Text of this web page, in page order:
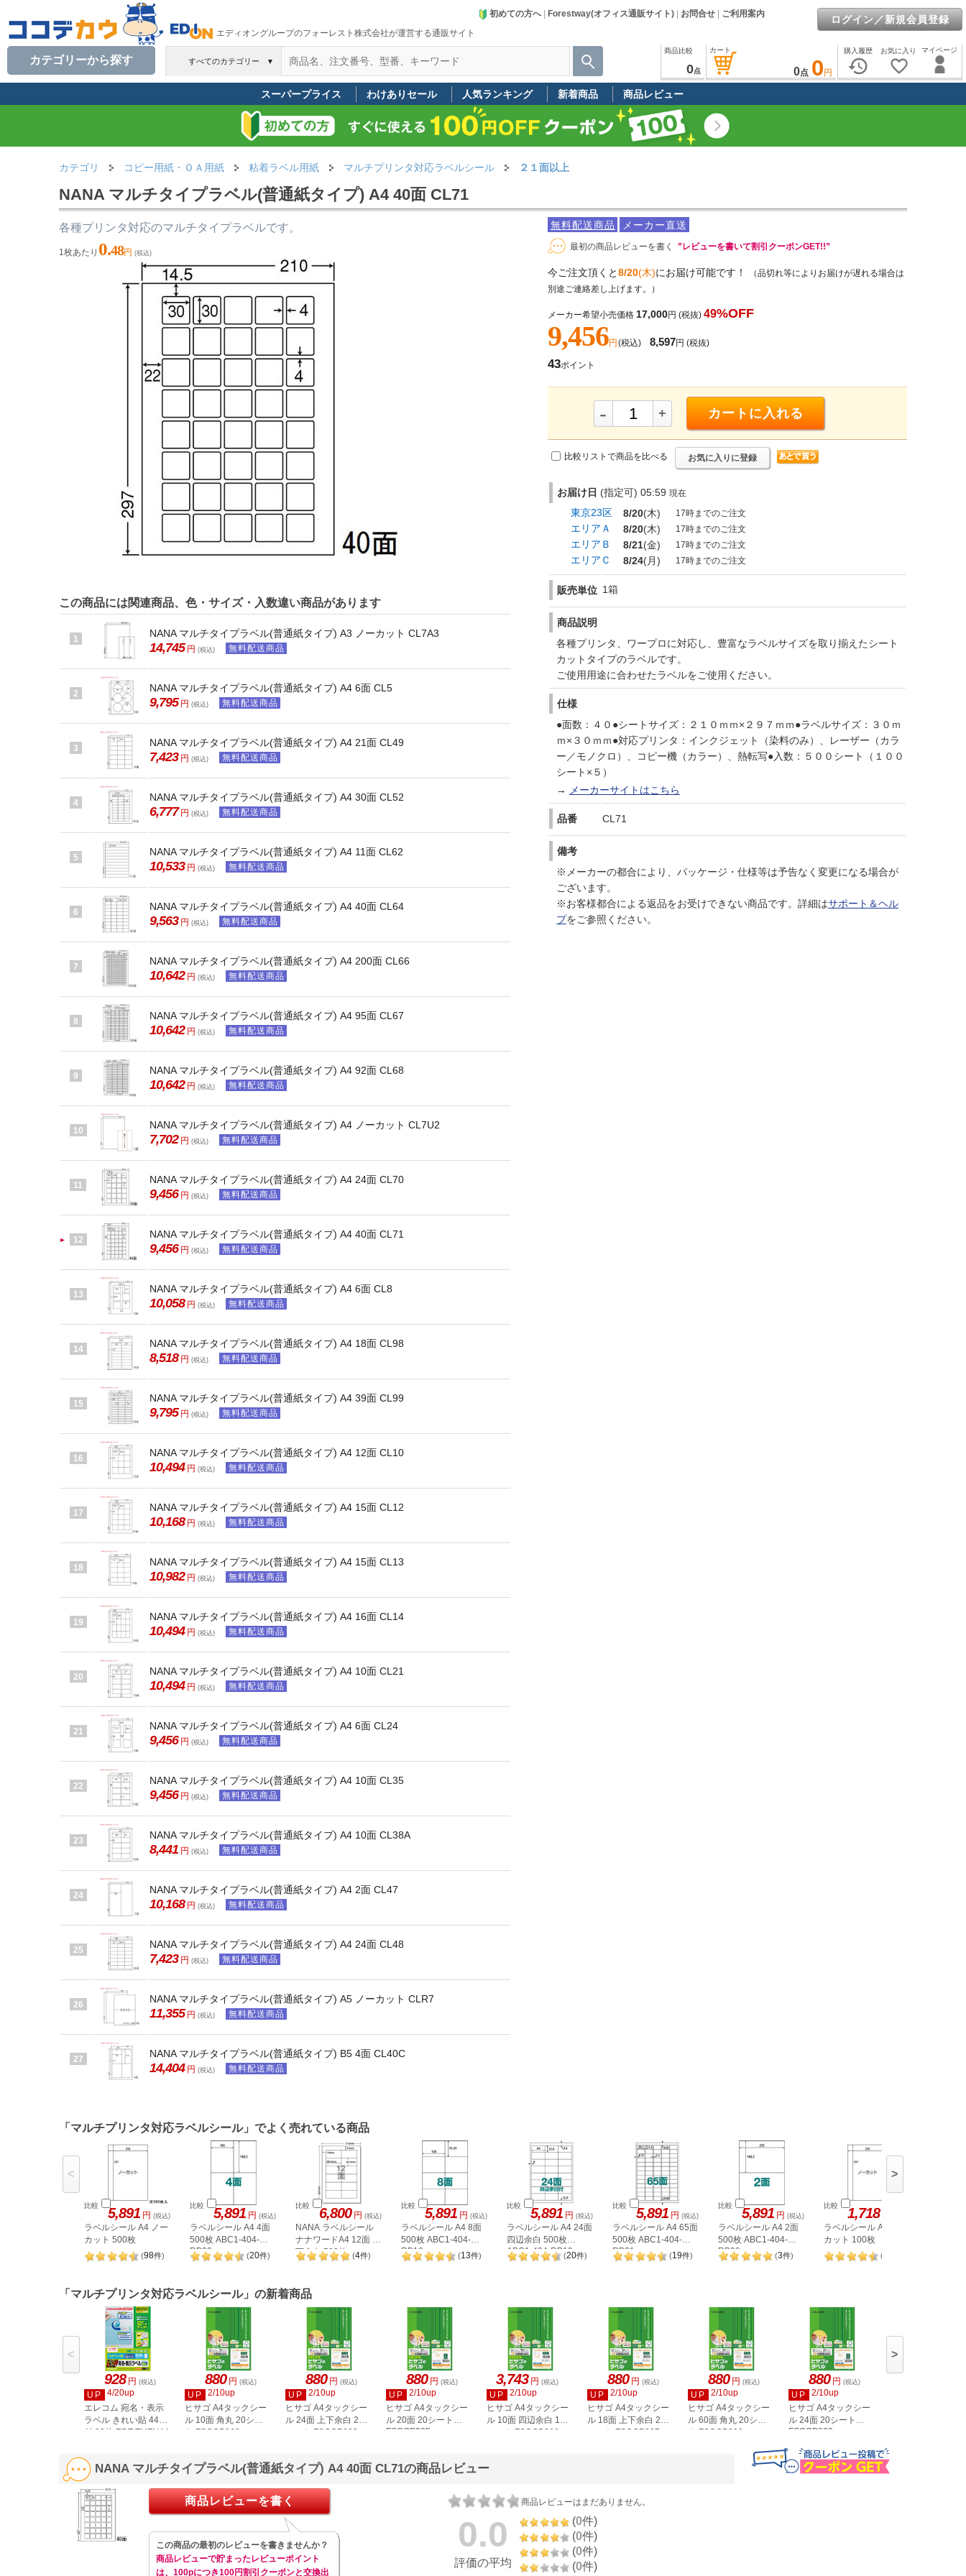
エディオングループのフォーレスト株式会社が運営する通販サイト
初めての方へ| Forestway(オフィス通販サイト) お問合せ ご利用案内 ログイン／新規会員登録
すべてのカテゴリー ▼
カテゴリーから探す
マイページ
お気に入り
favorite_border
購入履歴
history
カート
0点 0 円
商品比較
0点
スーパープライス わけありセール 人気ランキング 新着商品 商品レビュー
カテゴリ コピー用紙・ＯＡ用紙 粘着ラベル用紙 マルチプリンタ対応ラベルシール ２１面以上
NANA マルチタイプラベル(普通紙タイプ) A4 40面 CL71
無料配送商品 メーカー直送
最初の商品レビューを書く ”レビューを書いて割引クーポンGET!!”
今ご注文頂くと8/20(木)にお届け可能です！
（品切れ等によりお届けが遅れる場合は
別途ご連絡差し上げます。）
メーカー希望小売価格 17,000円 (税抜) 49%OFF
9,456円 (税込) 8,597円 (税抜)
43ポイント
- + カートに入れる
比較リストで商品を比べる お気に入りに登録
お届け日 (指定可) 05:59 現在
東京23区 8/20(木) 17時までのご注文
エリアＡ 8/20(木) 17時までのご注文
エリアＢ 8/21(金) 17時までのご注文
エリアＣ 8/24(月) 17時までのご注文
販売単位 1箱
商品説明
各種プリンタ、ワープロに対応し、豊富なラベルサイズを取り揃えたシート
カットタイプのラベルです。
ご使用用途に合わせたラベルをご使用ください。
仕様
●面数：４０●シートサイズ：２１０ｍｍ×２９７ｍｍ●ラベルサイズ：３０ｍ
ｍ×３０ｍｍ●対応プリンタ：インクジェット（染料のみ）、レーザー（カラ
ー／モノクロ）、コピー機（カラー）、熱転写●入数：５００シート（１００
シート×５）
→
メーカーサイトはこちら
品番 CL71
備考
※メーカーの都合により、パッケージ・仕様等は予告なく変更になる場合が
ございます。
※お客様都合による返品をお受けできない商品です。詳細はサポート＆ヘル
プをご参照ください。
各種プリンタ対応のマルチタイプラベルです。
1枚あたり 0.48円 (税込)
この商品には関連商品、色・サイズ・入数違い商品があります
1 NANA マルチタイプラベル(普通紙タイプ) A3 ノーカット CL7A3
14,745 円 (税込) 無料配送商品
2 NANA マルチタイプラベル(普通紙タイプ) A4 6面 CL5
9,795 円 (税込) 無料配送商品
3 NANA マルチタイプラベル(普通紙タイプ) A4 21面 CL49
7,423 円 (税込) 無料配送商品
4 NANA マルチタイプラベル(普通紙タイプ) A4 30面 CL52
6,777 円 (税込) 無料配送商品
5 NANA マルチタイプラベル(普通紙タイプ) A4 11面 CL62
10,533 円 (税込) 無料配送商品
6 NANA マルチタイプラベル(普通紙タイプ) A4 40面 CL64
9,563 円 (税込) 無料配送商品
7 NANA マルチタイプラベル(普通紙タイプ) A4 200面 CL66
10,642 円 (税込) 無料配送商品
8 NANA マルチタイプラベル(普通紙タイプ) A4 95面 CL67
10,642 円 (税込) 無料配送商品
9 NANA マルチタイプラベル(普通紙タイプ) A4 92面 CL68
10,642 円 (税込) 無料配送商品
10 NANA マルチタイプラベル(普通紙タイプ) A4 ノーカット CL7U2
7,702 円 (税込) 無料配送商品
11 NANA マルチタイプラベル(普通紙タイプ) A4 24面 CL70
9,456 円 (税込) 無料配送商品
12 NANA マルチタイプラベル(普通紙タイプ) A4 40面 CL71
9,456 円 (税込) 無料配送商品
13 NANA マルチタイプラベル(普通紙タイプ) A4 6面 CL8
10,058 円 (税込) 無料配送商品
14 NANA マルチタイプラベル(普通紙タイプ) A4 18面 CL98
8,518 円 (税込) 無料配送商品
15 NANA マルチタイプラベル(普通紙タイプ) A4 39面 CL99
9,795 円 (税込) 無料配送商品
16 NANA マルチタイプラベル(普通紙タイプ) A4 12面 CL10
10,494 円 (税込) 無料配送商品
17 NANA マルチタイプラベル(普通紙タイプ) A4 15面 CL12
10,168 円 (税込) 無料配送商品
18 NANA マルチタイプラベル(普通紙タイプ) A4 15面 CL13
10,982 円 (税込) 無料配送商品
19 NANA マルチタイプラベル(普通紙タイプ) A4 16面 CL14
10,494 円 (税込) 無料配送商品
20 NANA マルチタイプラベル(普通紙タイプ) A4 10面 CL21
10,494 円 (税込) 無料配送商品
21 NANA マルチタイプラベル(普通紙タイプ) A4 6面 CL24
9,456 円 (税込) 無料配送商品
22 NANA マルチタイプラベル(普通紙タイプ) A4 10面 CL35
9,456 円 (税込) 無料配送商品
23 NANA マルチタイプラベル(普通紙タイプ) A4 10面 CL38A
8,441 円 (税込) 無料配送商品
24 NANA マルチタイプラベル(普通紙タイプ) A4 2面 CL47
10,168 円 (税込) 無料配送商品
25 NANA マルチタイプラベル(普通紙タイプ) A4 24面 CL48
7,423 円 (税込) 無料配送商品
26 NANA マルチタイプラベル(普通紙タイプ) A5 ノーカット CLR7
11,355 円 (税込) 無料配送商品
27 NANA マルチタイプラベル(普通紙タイプ) B5 4面 CL40C
14,404 円 (税込) 無料配送商品
「マルチプリンタ対応ラベルシール」でよく売れている商品
比較 5,891 円 (税込)
ラベルシール A4 ノー
カット 500枚
(98件)
比較 5,891 円 (税込)
ラベルシール A4 4面
500枚 ABC1-404-
RB09
(20件)
比較 6,800 円 (税込)
NANA ラベルシール
ナナワードA4 12面 上
下余白 500枚
LDW12P
(4件)
比較 5,891 円 (税込)
ラベルシール A4 8面
500枚 ABC1-404-
RB10
(13件)
比較 5,891 円 (税込)
ラベルシール A4 24面
四辺余白 500枚
ABC1-404-RB19
(20件)
比較 5,891 円 (税込)
ラベルシール A4 65面
500枚 ABC1-404-
RB21
(19件)
比較 5,891 円 (税込)
ラベルシール A4 2面
500枚 ABC1-404-
RB08
(3件)
比較 1,718
ラベルシール A4 ノー
カット 100枚
(
< >
「マルチプリンタ対応ラベルシール」の新着商品
928 円 (税込)
UP
4/20up
エレコム 宛名・表示
ラベル きれい貼 44面
付 20枚 EDT-TMEX44
880 円 (税込)
UP
2/10up
ヒサゴ A4タックシー
ル 10面 角丸 20シー
ト FSCOP868
880 円 (税込)
UP
2/10up
ヒサゴ A4タックシー
ル 24面 上下余白 20
シート FSCOP883
880 円 (税込)
UP
2/10up
ヒサゴ A4タックシー
ル 20面 20シート
FSCOP985
3,743 円 (税込)
UP
2/10up
ヒサゴ A4タックシー
ル 10面 四辺余白 100
シート FSCGB888
880 円 (税込)
UP
2/10up
ヒサゴ A4タックシー
ル 18面 上下余白 20
シート FSCOP907
880 円 (税込)
UP
2/10up
ヒサゴ A4タックシー
ル 60面 角丸 20シー
ト FSCOP902
880 円 (税込)
UP
2/10up
ヒサゴ A4タックシー
ル 24面 20シート
FSCOP863
< >
NANA マルチタイプラベル(普通紙タイプ) A4 40面 CL71の商品レビュー
商品レビューはまだありません。
0.0
評価の平均
(0件)
(0件)
(0件)
(0件)
商品レビューを書く
この商品の最初のレビューを書きませんか？
商品レビューで貯まったレビューポイント
は、100pにつき100円割引クーポンと交換出